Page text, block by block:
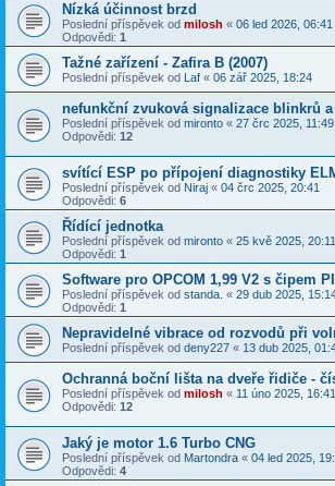
Nízká účinnost brzd
Poslední příspěvek od milosh « 06 led 2026, 06:41
Odpovědi: 1
Tažné zařízení - Zafira B (2007)
Poslední příspěvek od Laf « 06 zář 2025, 18:24
nefunkční zvuková signalizace blinkrů
Poslední příspěvek od mironto « 27 črc 2025, 11:49
Odpovědi: 12
svítící ESP po přípojení diagnostiky
Poslední příspěvek od Niraj « 04 črc 2025, 20:41
Odpovědi: 6
Řídící jednotka
Poslední příspěvek od mironto « 25 kvě 2025, 20:11
Odpovědi: 1
Software pro OPCOM 1,99 V2 s čipem
Poslední příspěvek od standa. « 29 dub 2025,
Odpovědi: 1
Nepravidelné vibrace od rozvodů při
Poslední příspěvek od deny227 « 13 dub 2025,
Ochranná boční lišta na dveře řidiče -
Poslední příspěvek od milosh « 11 úno 2025, 16:41
Odpovědi: 12
Jaký je motor 1.6 Turbo CNG
Poslední příspěvek od Martondra « 04 led 2025,
Odpovědi: 4